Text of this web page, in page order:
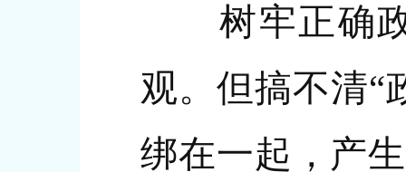
树牢正确政
观。但搞不清“
绑在一起，产